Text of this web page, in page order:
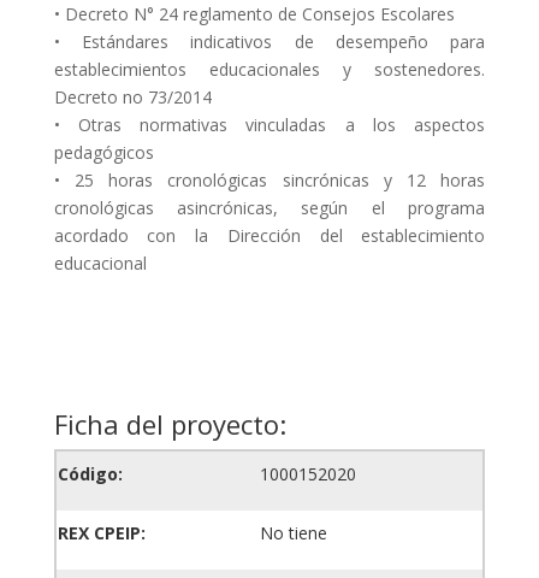
• Decreto N° 24 reglamento de Consejos Escolares
• Estándares indicativos de desempeño para
establecimientos educacionales y sostenedores.
Decreto no 73/2014
• Otras normativas vinculadas a los aspectos
pedagógicos
• 25 horas cronológicas sincrónicas y 12 horas
cronológicas asincrónicas, según el programa
acordado con la Dirección del establecimiento
educacional
Ficha del proyecto:
Código: 1000152020
REX CPEIP: No tiene